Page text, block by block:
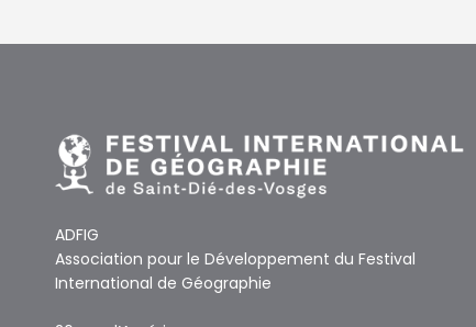
ADFIG
Association pour le Développement du Festival
International de Géographie